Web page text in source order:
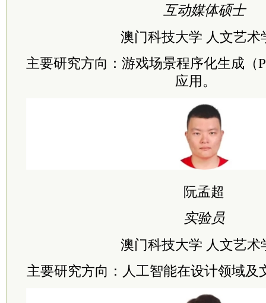
互动媒体硕士
澳门科技大学 人文艺术
主要研究方向：游戏场景程序化生成（
应用。
阮孟超
实验员
澳门科技大学 人文艺术
主要研究方向：人工智能在设计领域及